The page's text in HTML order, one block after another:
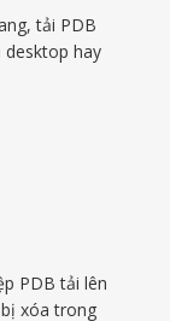
tải PDB
hay
PDB tải lên
xóa trong